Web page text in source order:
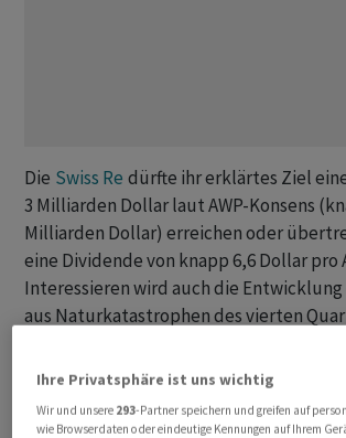
Die Swiss Re dürfte ihr erklärtes Ziel
3 Milliarden Dollar laut AWP-Konsens
Milliarden Dollar) erreichen oder
eine Dividende von knapp 6,6 Dollar
Interessieren wird auch die Entwicklung
aus Naturkatastrophen des vierten
Ende Oktober unter anderem massive
mexikanischen Badeort Acapulco
Ihre Privatsphäre ist uns wichtig
Wir und unsere 293-Partner speichern und greifen auf
wie Browserdaten oder eindeutige Kennungen auf Ihrem